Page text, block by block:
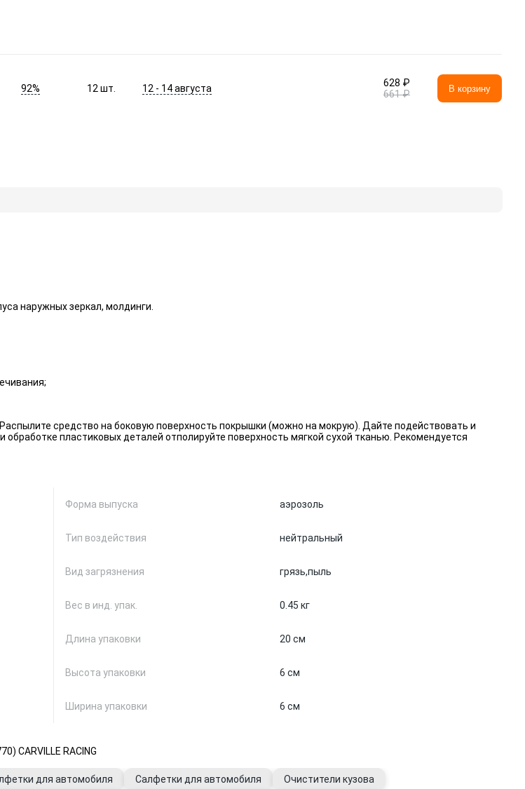
92% 12шт. 12 - 14 августа
628 ₽
661 ₽
В корзину
наружных зеркал, молдинги.
средство на боковую поверхность покрышки (можно на мокрую). Дайте подействовать и
пластиковых деталей отполируйте поверхность мягкой сухой тканью. Рекомендуется
Форма выпуска аэрозоль
Тип воздействия нейтральный
Вид загрязнения грязь,пыль
Вес в инд. упак. 0.45 кг
Длина упаковки 20 см
Высота упаковки 6 см
Ширина упаковки 6 см
CARVILLE RACING
для автомобиля Салфетки для автомобиля Очистители кузова